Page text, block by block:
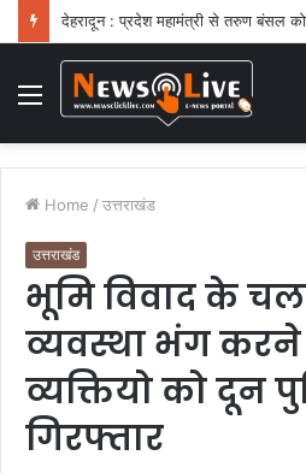
देहरादून : प्रदेश महामंत्री से तरुण बंसल को
Menu
Home / उत्तराखंड
उत्तराखंड
भूमि विवाद के
व्यवस्था भंग करने
व्यक्तियो को दून
गिरफ्तार